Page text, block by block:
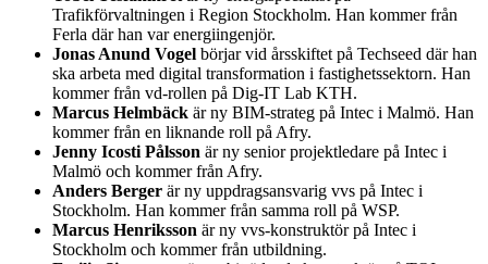
Trafikförvaltningen i Region Stockholm. Han kommer från
Ferla där han var energiingenjör.
Jonas Anund Vogel börjar vid årsskiftet på Techseed där han
ska arbeta med digital transformation i fastighetssektorn. Han
kommer från vd-rollen på Dig-IT Lab KTH.
Marcus Helmbäck är ny BIM-strateg på Intec i Malmö. Han
kommer från en liknande roll på Afry.
Jenny Icosti Pålsson är ny senior projektledare på Intec i
Malmö och kommer från Afry.
Anders Berger är ny uppdragsansvarig vvs på Intec i
Stockholm. Han kommer från samma roll på WSP.
Marcus Henriksson är ny vvs-konstruktör på Intec i
Stockholm och kommer från utbildning.